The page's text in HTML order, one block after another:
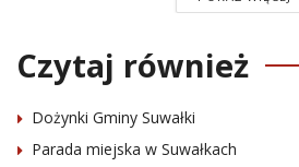
Czytaj również
Dożynki Gminy Suwałki
Parada miejska w Suwałkach